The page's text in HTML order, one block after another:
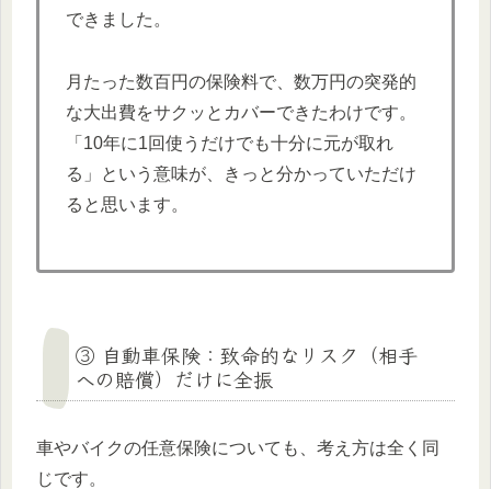
できました。
月たった数百円の保険料で、数万円の突発的
な大出費をサクッとカバーできたわけです。
「10年に1回使うだけでも十分に元が取れ
る」という意味が、きっと分かっていただけ
ると思います。
③ 自動車保険：致命的なリスク（相手
への賠償）だけに全振
車やバイクの任意保険についても、考え方は全く同
じです。